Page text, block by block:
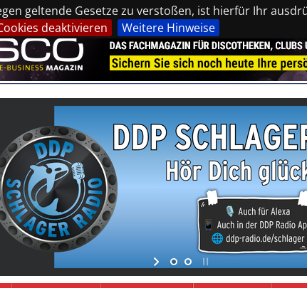
geltende Gesetze zu verstoßen, ist hierfür Ihr
deaktivieren Weitere Hinweise